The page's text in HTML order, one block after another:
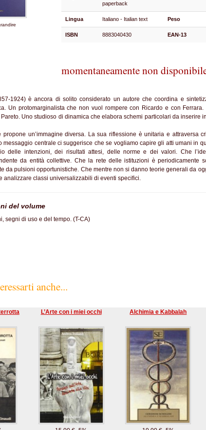
paperback
Lingua Italiano - Italian text Peso
ISBN 8883040430 EAN-13
momentaneamente non
1924) è ancora di solito considerato un autore che coordina e
Un protomarginalista che non vuol rompere con Ricardo e con
Uno studioso di dinamica che elabora schemi particolari da inserire
propone un’immagine diversa. La sua riflessione è unitaria e attraversa
messaggio centrale ci suggerisce che se vogliamo capire gli atti umani in
delle intenzioni, dei risultati attesi, delle norme e dei valori. Che
da entità collettive. Che la rete delle istituzioni è periodicamente
da pulsioni opportunistiche. Che mentre non si danno teorie generali da
analizzare classi universalizzabili di eventi specifici.
del volume
segni di uso e del tempo. (T-CA)
anche...
L’Arte con i miei occhi Alchimia e Kabbalah